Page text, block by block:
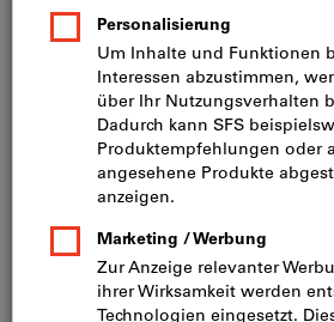
Preis pro 1 Stück
inkl. MwSt. zzgl. Versandkosten
Netto: CHF 57.60
Mindestbestellmenge: 10 Stück
Bestellschritt: 10 Stück
In den